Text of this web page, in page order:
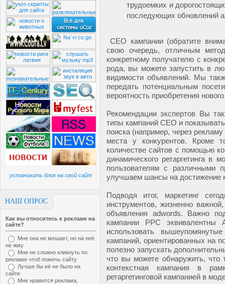
установить блок на свой сайт
НАШ ОПРОС
Как вы относитесь к рекламе на
сайте?
Мне она не мешает, но на неё
не жму
Мне не сложно кликнуть по
рекламе чтоб помочь сайту
Лучше бы её не было на
сайте
Мне нравится реклама,
трудоемких и
последующих обновлений
СЕО кампании (обратите
свою очередь, отличным
конкретному получателю с
рода, вы можете запустить в
видимости объявлений. Мы
передать потенциальным
вероятность приобретения
Рекомендации экспертов Вы
типы кампаний СЕО и
поиска (например, через
места у конкурентов. Кроме
количестве сайтов с помощью
динамического ретаргетинга
пользователям с различными
улучшаем шансы на достижение
Подводя итог, маркетинг
инструментов, жизненно
объявления adwords. Важно
кампании PPC
использовать
кампаний, ориентированных на
полезно запускать
что вы можете обнаружить, что
контекстная кампания в
ретаргетинговой кампанией в